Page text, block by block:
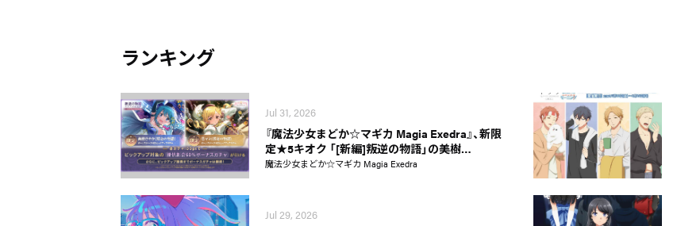
ランキング
Jul 31, 2026
『魔法少女まどか☆マギカ Magia Exedra』、新限
定★5キオク 「[新編]叛逆の物語」の美樹…
魔法少女まどか☆マギカ Magia Exedra
Jul 29, 2026